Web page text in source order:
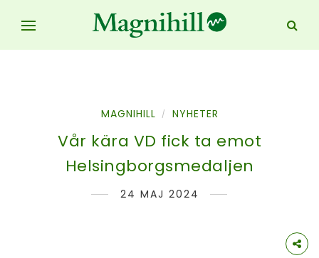
MAGNIHILL / NYHETER
Vår kära VD fick ta emot
Helsingborgsmedaljen
24 MAJ 2024